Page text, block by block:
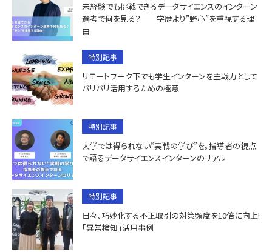
未経験でも挑戦できるデータサイエンスのインターン
選考で何を見る？──学歴より”野心”を重視する理
由
特別記事
リモートワーク下でも学生インターンを主戦力として
バリバリ活用するための極意
特別記事
大学では得られない“実戦の学び”を。指導者の視点
で語るデータサイエンスインターンのリアル
特別記事
日々、巧妙化する不正取引の対策頻度を10倍に向上!
「異常検知」活用事例